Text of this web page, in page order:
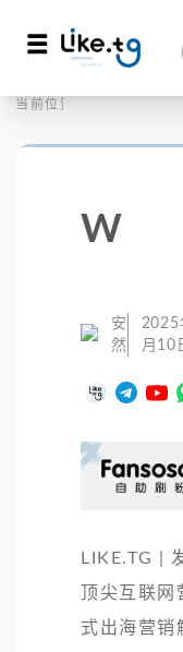
当前位置：
W
安
然
2025
月10
LIKE.TG |
顶尖互联
式出海营销